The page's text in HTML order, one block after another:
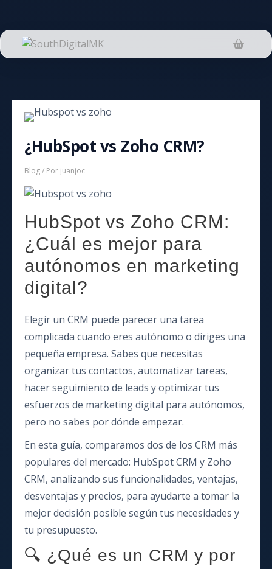
contenido
¿HubSpot vs Zoho CRM?
Blog/ Por juanjoc
HubSpot vs Zoho CRM:
¿Cuál es mejor para
autónomos en marketing
digital?
Elegir un CRM puede parecer una tarea
complicada cuando eres autónomo o diriges una
pequeña empresa. Sabes que necesitas
organizar tus contactos, automatizar tareas,
hacer seguimiento de leads y optimizar tus
esfuerzos de marketing digital para autónomos,
pero no sabes por dónde empezar.
En esta guía, comparamos dos de los CRM más
populares del mercado: HubSpot CRM y Zoho
CRM, analizando sus funcionalidades, ventajas,
desventajas y precios, para ayudarte a tomar la
mejor decisión posible según tus necesidades y
tu presupuesto.
🔍 ¿Qué es un CRM y por